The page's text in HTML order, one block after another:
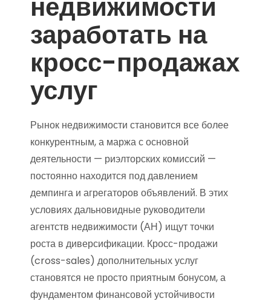
заработать на
кросс-продажах
услуг
Рынок недвижимости становится все более
конкурентным, а маржа с основной
деятельности — риэлторских комиссий —
постоянно находится под давлением
демпинга и агрегаторов объявлений. В этих
условиях дальновидные руководители
агентств недвижимости (АН) ищут точки
роста в диверсификации. Кросс-продажи
(cross-sales) дополнительных услуг
становятся не просто приятным бонусом, а
фундаментом финансовой устойчивости